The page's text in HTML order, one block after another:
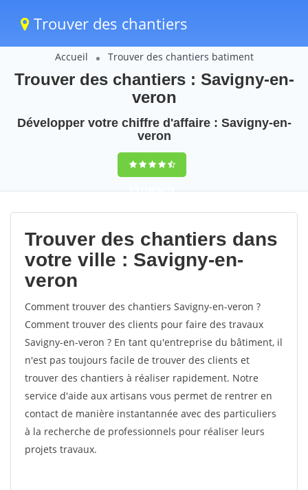
Trouver des chantiers
Accueil Trouver des chantiers batiment
Trouver des chantiers : Savigny-en-
veron
Développer votre chiffre d'affaire : Savigny-en-
veron
9,5(100%)76
votes
Trouver des chantiers dans
votre ville : Savigny-en-
veron
Comment trouver des chantiers Savigny-en-veron ?
Comment trouver des clients pour faire des travaux
Savigny-en-veron ? En tant qu'entreprise du bâtiment, il
n'est pas toujours facile de trouver des clients et
trouver des chantiers à réaliser rapidement. Notre
service d'aide aux artisans vous permet de rentrer en
contact de manière instantannée avec des particuliers
à la recherche de professionnels pour réaliser leurs
projets travaux.